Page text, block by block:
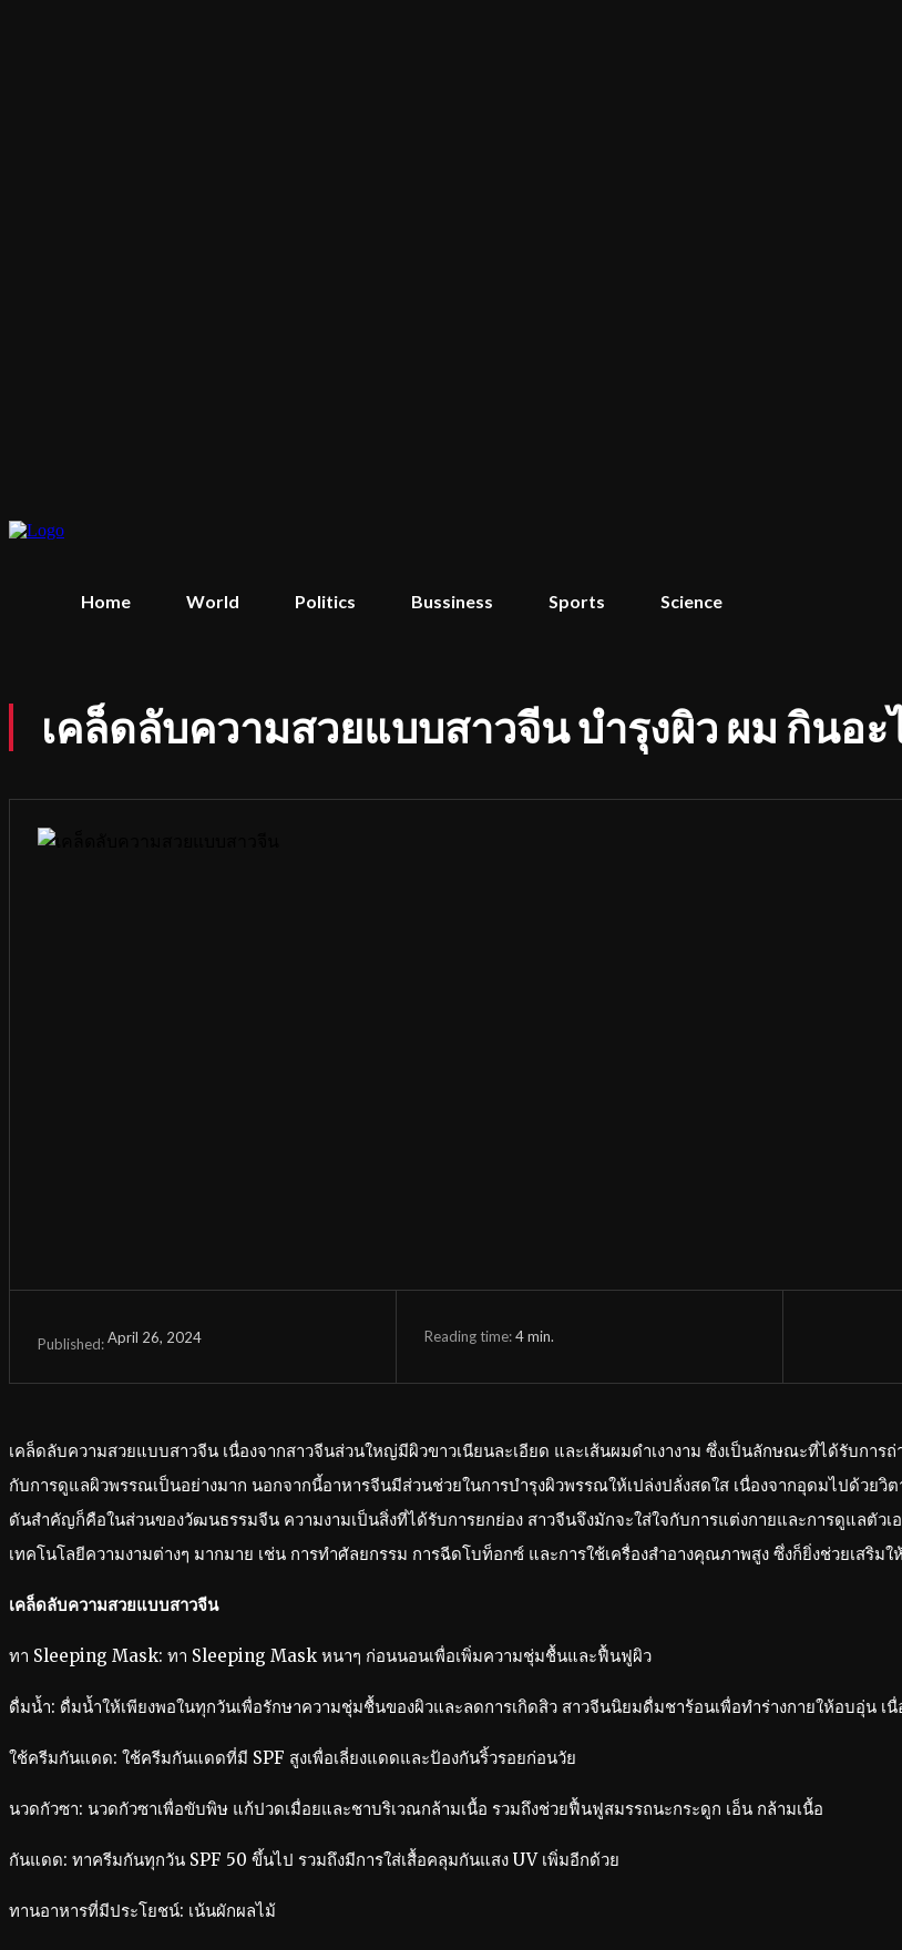
Home World Politics Bussiness Sports Science
เคล็ดลับความสวยแบบสาวจีน บำรุงผิว ผม กินอะ
Published:April 26, 2024 Reading time:4min.
เคล็ดลับความสวยแบบสาวจีน เนื่องจากสาวจีนส่วนใหญ่มีผิวขาวเนียนละเอียด และเส้นผมดำเงางาม ซึ่งเป็นลักษณะที่ได้รับกา
กับการดูแลผิวพรรณเป็นอย่างมาก นอกจากนี้อาหารจีนมีส่วนช่วยในการบำรุงผิวพรรณให้เปล่งปลั่งสดใส เนื่องจากอุดมไปด้วยวิ
ดันสำคัญก็คือในส่วนของวัฒนธรรมจีน ความงามเป็นสิ่งที่ได้รับการยกย่อง สาวจีนจึงมักจะใส่ใจกับการแต่งกายและการดูแลตัวเ
เทคโนโลยีความงามต่างๆ มากมาย เช่น การทำศัลยกรรม การฉีดโบท็อกซ์ และการใช้เครื่องสำอางคุณภาพสูง ซึ่งก็ยิ่งช่วยเสริม
เคล็ดลับความสวยแบบสาวจีน
ทา Sleeping Mask: ทา Sleeping Mask หนาๆ ก่อนนอนเพื่อเพิ่มความชุ่มชื้นและฟื้นฟูผิว
ดื่มน้ำ: ดื่มน้ำให้เพียงพอในทุกวันเพื่อรักษาความชุ่มชื้นของผิวและลดการเกิดสิว สาวจีนนิยมดื่มชาร้อนเพื่อทำร่างกายให้อบอุ่น เ
ใช้ครีมกันแดด: ใช้ครีมกันแดดที่มี SPF สูงเพื่อเลี่ยงแดดและป้องกันริ้วรอยก่อนวัย
นวดกัวซา: นวดกัวซาเพื่อขับพิษ แก้ปวดเมื่อยและชาบริเวณกล้ามเนื้อ รวมถึงช่วยฟื้นฟูสมรรถนะกระดูก เอ็น กล้ามเนื้อ
กันแดด: ทาครีมกันทุกวัน SPF 50 ขึ้นไป รวมถึงมีการใส่เสื้อคลุมกันแสง UV เพิ่มอีกด้วย
ทานอาหารที่มีประโยชน์: เน้นผักผลไม้